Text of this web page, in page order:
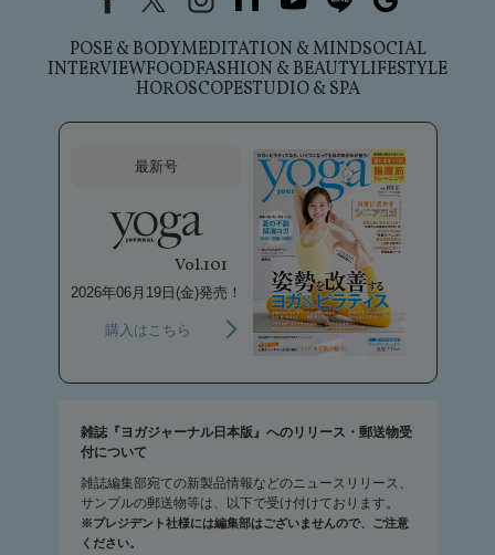
POSE & BODYMEDITATION & MINDSOCIAL
INTERVIEWFOODFASHION & BEAUTYLIFESTYLE
HOROSCOPESTUDIO & SPA
最新号
Vol.101
2026年06月19日(金)発売！
購入はこちら
雑誌『ヨガジャーナル日本版』へのリリース・郵送物受
付について
雑誌編集部宛ての新製品情報などのニュースリリース、
サンプルの郵送物等は、以下で受け付けております。
※プレジデント社様には編集部はございませんので、ご注意
ください。